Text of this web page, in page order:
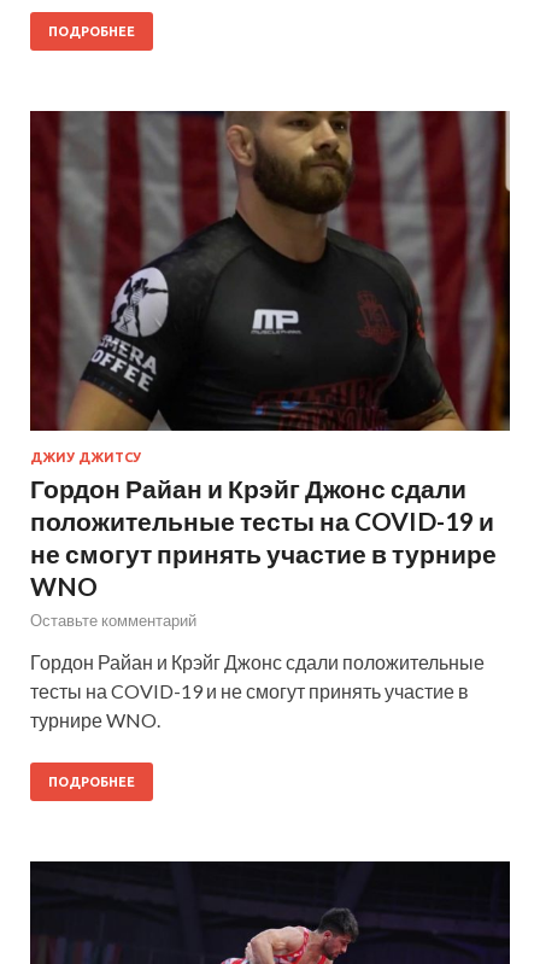
ПОДРОБНЕЕ
ДЖИУ ДЖИТСУ
Гордон Райан и Крэйг Джонс сдали
положительные тесты на COVID-19 и
не смогут принять участие в турнире
WNO
Оставьте комментарий
Гордон Райан и Крэйг Джонс сдали положительные
тесты на COVID-19 и не смогут принять участие в
турнире WNO.
ПОДРОБНЕЕ